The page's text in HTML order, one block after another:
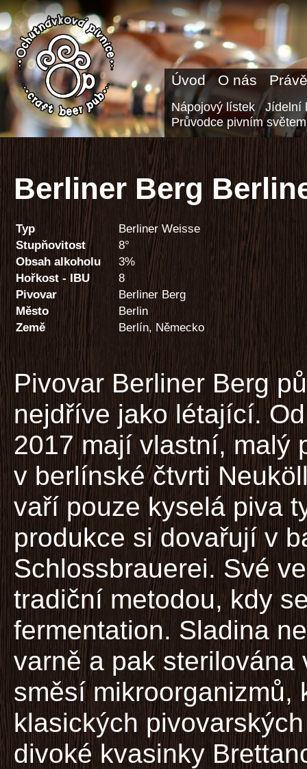
Úvod O nás
Nápojový lístek
Jídelní
Průvodce pivním světem
Berliner Berg
Typ
Berliner Weisse
Stupňovitost
8°
Obsah alkoholu
3%
Hořkost - IBU
8
Pivovar
Berliner Berg
Město
Berlin
Země
Berlín, Německo
Pivovar Berliner Berg
nejdříve jako létající.
2017 mají vlastní, malý
v berlínské čtvrti
vaří pouze kyselá piva
produkce si dovařují v
Schlossbrauerei. Své
tradiční metodou, kdy
fermentation. Sladina
varně a pak
směsí mikroorganizmů,
klasických
divoké kvasinky